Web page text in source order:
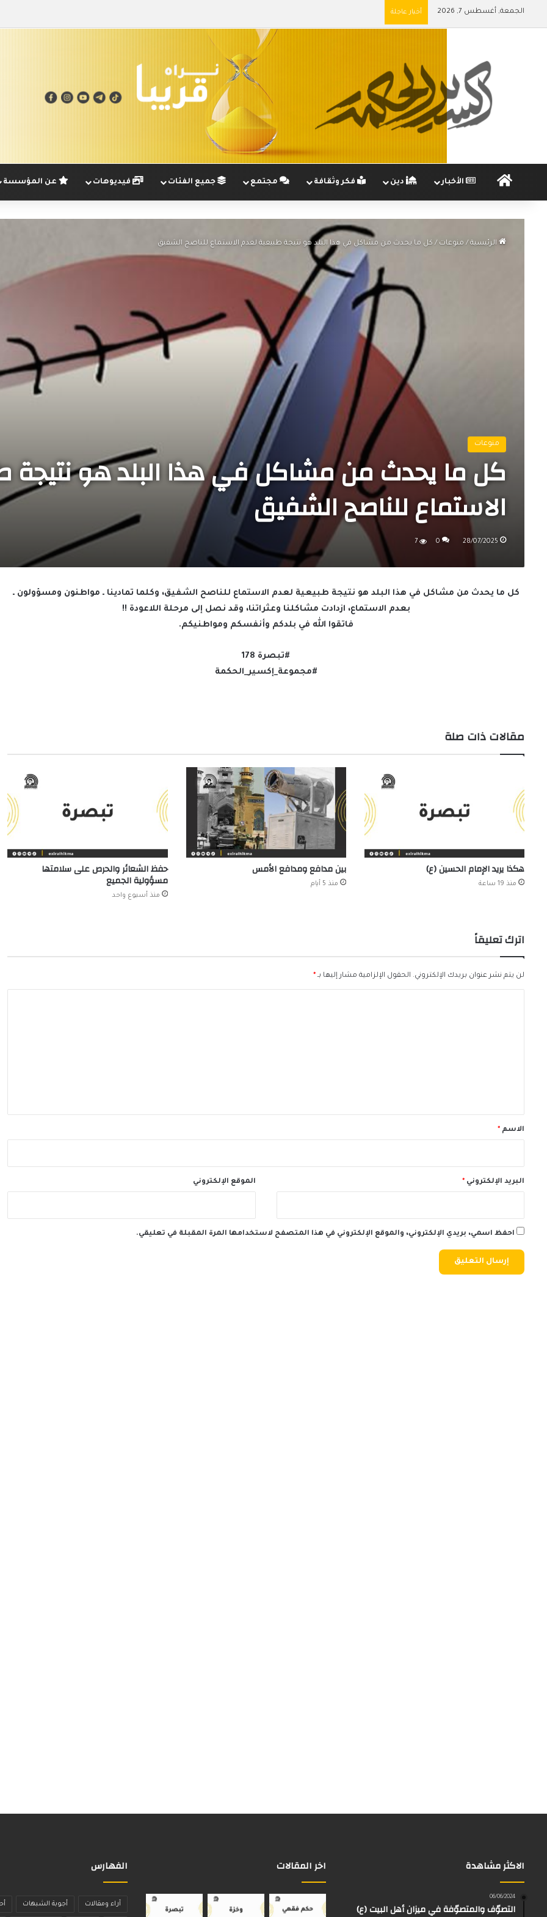
الجمعة, أغسطس 7, 2026 أخبار عاجلة
الرئيسيةالأخبار دين فكر وثقافة مجتمع جميع الفئات فيديوهات عن المؤسسة
الرئيسية / منوعات / كل ما يحدث من مشاكل في هذا البلد هو نتيجة طبيعية لعدم الاستماع للناصح الشفيق
منوعات
كل ما يحدث من مشاكل في هذا البلد هو نتيجة
الاستماع للناصح الشفيق
28/07/2025
0
7
كل ما يحدث من مشاكل في هذا البلد هو نتيجة طبيعية لعدم الاستماع للناصح الشفيق، وكلما تمادينا ـ مواطنون ومسؤولون ـ
بعدم الاستماع، ازدادت مشاكلنا وعثراتنا، وقد نصل إلى مرحلة اللاعودة !!
فاتقوا الله في بلدكم وأنفسكم ومواطنيكم.
#تبصرة 178
#مجموعة_إكسير_الحكمة
مقالات ذات صلة
هكذا يريد الإمام الحسين (ع)
منذ 19 ساعة
بين مدافع ومدافع الأمس
منذ 5 أيام
حفظ الشعائر والحرص على سلامتها
مسؤولية الجميع
منذ أسبوع واحد
اترك تعليقاً
لن يتم نشر عنوان بريدك الإلكتروني. الحقول الإلزامية مشار إليها بـ *
*الاسم *
البريد الإلكتروني * الموقع الإلكتروني
احفظ اسمي، بريدي الإلكتروني، والموقع الإلكتروني في هذا المتصفح لاستخدامها المرة المقبلة في تعليقي.
الاكثر مشاهدة
06/06/2024
التصوّف والمتصوّفة في ميزان أهل البيت (ع)
اخر المقالات الفهارس
آراء ومقالات أجوبة الشبهات